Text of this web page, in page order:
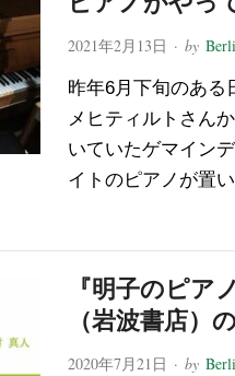
2021年2月13日 · by
昨年6月下旬のある
メヒティルトさん
いていたゲマイン
イトのピアノが置
『明子のピア
（岩波書店）
2020年7月21日 · by